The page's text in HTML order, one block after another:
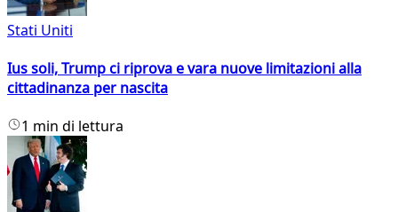
Stati Uniti
Ius soli, Trump ci riprova e vara nuove limitazioni alla
cittadinanza per nascita
1 min di lettura